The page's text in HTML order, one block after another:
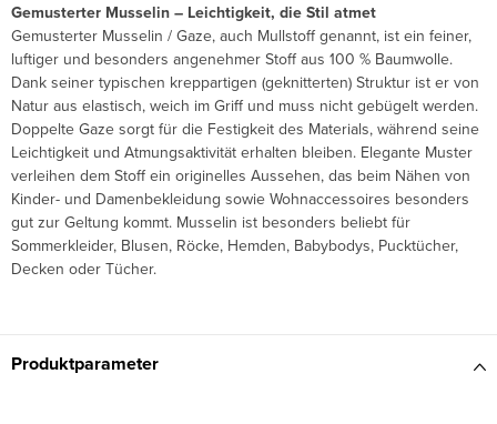
Gemusterter Musselin – Leichtigkeit, die Stil atmet
Gemusterter Musselin / Gaze, auch Mullstoff genannt, ist ein feiner,
luftiger und besonders angenehmer Stoff aus 100 % Baumwolle.
Dank seiner typischen kreppartigen (geknitterten) Struktur ist er von
Natur aus elastisch, weich im Griff und muss nicht gebügelt werden.
Doppelte Gaze sorgt für die Festigkeit des Materials, während seine
Leichtigkeit und Atmungsaktivität erhalten bleiben. Elegante Muster
verleihen dem Stoff ein originelles Aussehen, das beim Nähen von
Kinder- und Damenbekleidung sowie Wohnaccessoires besonders
gut zur Geltung kommt. Musselin ist besonders beliebt für
Sommerkleider, Blusen, Röcke, Hemden, Babybodys, Pucktücher,
Decken oder Tücher.
Produktparameter